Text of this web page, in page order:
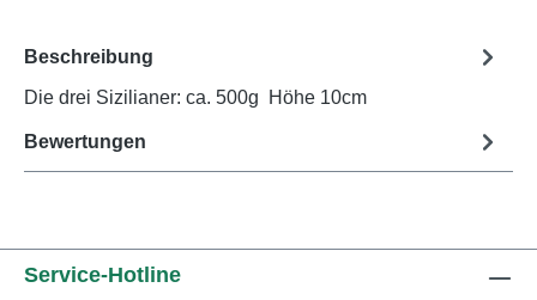
Beschreibung
Die drei Sizilianer: ca. 500g Höhe 10cm
Bewertungen
Service-Hotline